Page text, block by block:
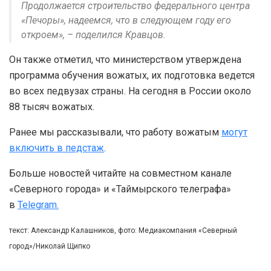
Продолжается строительство федерального центра
«Печоры», надеемся, что в следующем году его
откроем», – поделился Кравцов.
Он также отметил, что министерством утверждена
программа обучения вожатых, их подготовка ведется
во всех педвузах страны. На сегодня в России около
88 тысяч вожатых.
Ранее мы рассказывали, что работу вожатым могут
включить в педстаж.
Больше новостей читайте на совместном канале
«Северного города» и «Таймырского телеграфа»
в Telegram.
текст: Александр Калашников, фото: Медиакомпания «Северный
город»/Николай Щипко